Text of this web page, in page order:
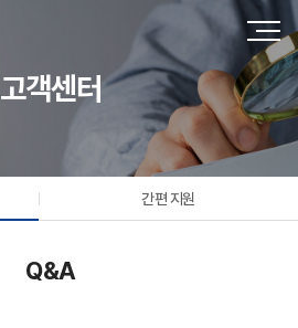
고객센터
간편 지원
Q&A